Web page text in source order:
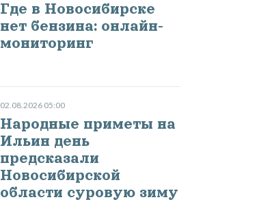
Где в Новосибирске
нет бензина: онлайн-
мониторинг
02.08.2026 05:00
Народные приметы на
Ильин день
предсказали
Новосибирской
области суровую зиму